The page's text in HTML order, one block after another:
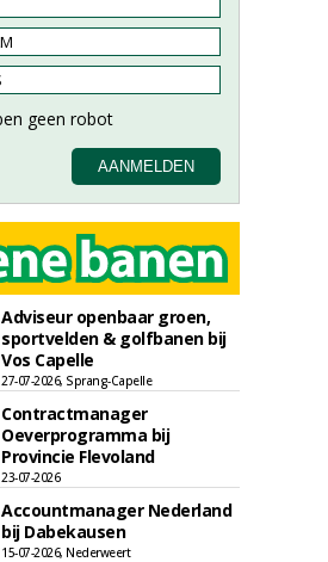
Adviseur openbaar groen,
sportvelden & golfbanen bij
Vos Capelle
27-07-2026, Sprang-Capelle
Contractmanager
Oeverprogramma bij
Provincie Flevoland
23-07-2026
Accountmanager Nederland
bij Dabekausen
15-07-2026, Nederweert